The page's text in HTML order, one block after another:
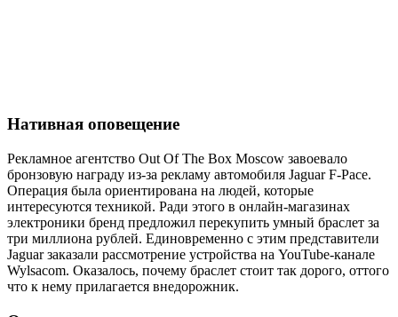
Нативная оповещение
Рекламное агентство Out Of The Box Moscow завоевало
бронзовую награду из-за рекламу автомобиля Jaguar F-Pace.
Операция была ориентирована на людей, которые
интересуются техникой. Ради этого в онлайн-магазинах
электроники бренд предложил перекупить умный браслет за
три миллиона рублей. Единовременно с этим представители
Jaguar заказали рассмотрение устройства на YouTube-канале
Wylsacom. Оказалось, почему браслет стоит так дорого, оттого
что к нему прилагается внедорожник.